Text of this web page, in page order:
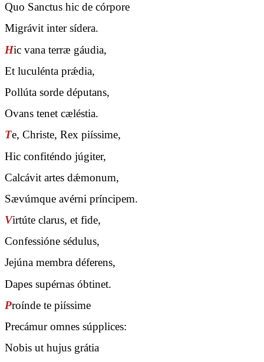
Quo Sanctus hic de córpore
Migrávit inter sídera.
Hic vana terræ gáudia,
Et luculénta prǽdia,
Pollúta sorde députans,
Ovans tenet cæléstia.
Te, Christe, Rex piíssime,
Hic confiténdo júgiter,
Calcávit artes dǽmonum,
Sævúmque avérni príncipem.
Virtúte clarus, et fide,
Confessióne sédulus,
Jejúna membra déferens,
Dapes supérnas óbtinet.
Proínde te piíssime
Precámur omnes súpplices:
Nobis ut hujus grátia